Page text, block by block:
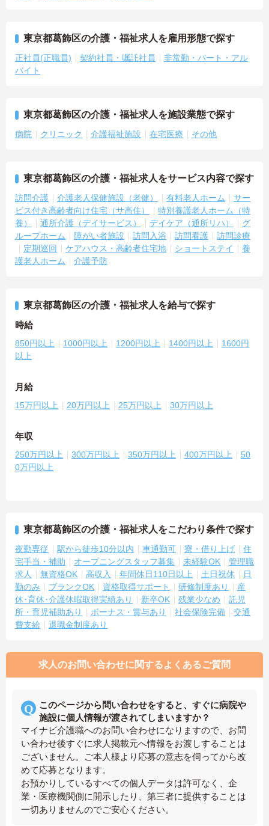
東京都葛飾区の介護・福祉求人を雇用形態で探す
正社員(正職員) 契約社員・嘱託社員
非常勤・パート・アル
バイト
東京都葛飾区の介護・福祉求人を施設業態で探す
病院 クリニック 介護福祉施設 在宅医療 その他
東京都葛飾区の介護・福祉求人をサービス内容で探す
訪問介護 介護老人保健施設（老健） 有料老人ホーム
サー
ビス付き高齢者向け住宅（サ高住）
特別養護老人ホーム（特
養）
通所介護（デイサービス） デイケア（通所リハ）
グ
ループホーム
障がい者施設 訪問入浴 訪問看護
訪問診療
定期巡回
ケアハウス・高齢者住宅地 ショートステイ
養
護老人ホーム
介護予防
東京都葛飾区の介護・福祉求人を給与で探す
時給
850円以上 1000円以上 1200円以上 1400円以上
1600円
以上
月給
15万円以上 20万円以上 25万円以上 30万円以上
年収
250万円以上 300万円以上 350万円以上 400万円以上
50
0万円以上
東京都葛飾区の介護・福祉求人をこだわり条件で探す
夜勤専従 駅から徒歩10分以内 車通勤可 寮・借り上げ
住
宅手当・補助
オープニングスタッフ募集 未経験OK
管理職
求人
無資格OK 高収入 年間休日110日以上 土日祝休
日
勤のみ
ブランクOK 資格取得サポート 研修制度あり
産
休･育休･介護休暇取得実績あり
新卒OK 残業少なめ
託児
所・育児補助あり
ボーナス・賞与あり 社会保険完備
交通
費支給
退職金制度あり
求人のお問い合わせに関するよくあるご質問
このページから問い合わせをすると、すぐに病院や
施設に個人情報が渡されてしまいますか？
マイナビ介護職へのお問い合わせになりますので、お問
い合わせ後すぐに求人掲載元へ情報をお渡しすることは
ございません。ご本人様より応募の意志を伺ってから改
めて応募となります。
お預かりしているすべての個人データは許可なく、企
業・医療機関側に開示したり、第三者に提供することは
一切ありませんのでご安心ください。